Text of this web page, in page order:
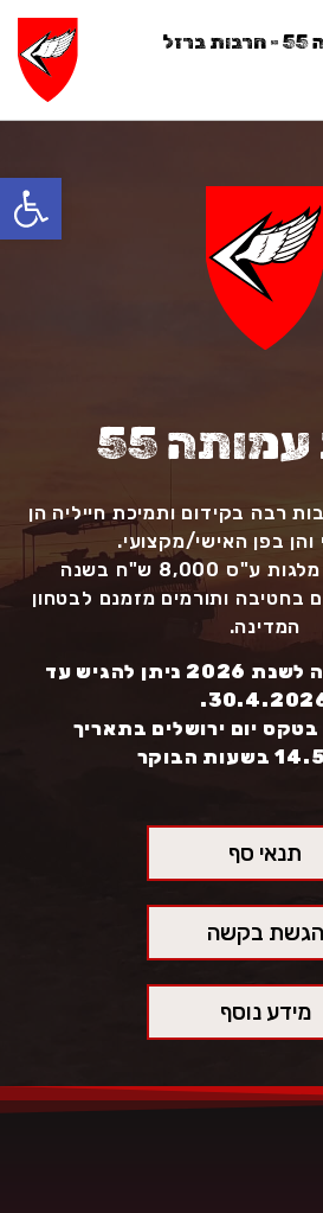
פתח
55
חשיבות רבה בקידום ותמיכת חייליה הן
והן בפן האישי/מקצועי.
העמותה מעניקה מלגות ע"ס 8,000 ש"ח בשנה
בחטיבה ותורמים מזמנם לבטחון
המדינה.
את הבקשה למלגה לשנת 2026 ניתן להגיש עד
יום ירושלים בתאריך
הבוקר
תנאי סף
הגשת בקשה
מידע נוסף